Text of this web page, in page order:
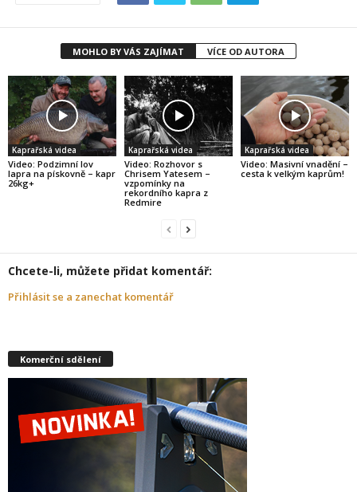
MOHLO BY VÁS ZAJÍMAT VÍCE OD AUTORA
Kaprařská videa
Video: Podzimní lov
lapra na pískovně – kapr
26kg+
Kaprařská videa
Video: Rozhovor s
Chrisem Yatesem –
vzpomínky na
rekordního kapra z
Redmire
Kaprařská videa
Video: Masivní vnadění –
cesta k velkým kaprům!
Chcete-li, můžete přidat komentář:
Přihlásit se a zanechat komentář
Komerční sdělení